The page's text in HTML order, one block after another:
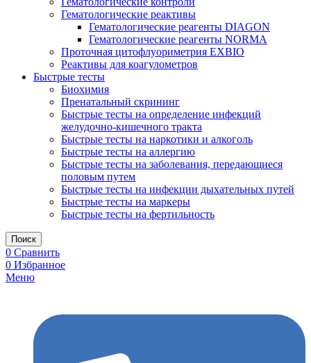
Гематологические реактивы
Гематологические реагенты DIAGON
Гематологические реагенты NORMA
Проточная цитофлуориметрия EXBIO
Реактивы для коагулометров
Быстрые тесты
Биохимия
Пренатальный скрининг
Быстрые тесты на определение инфекций
желудочно-кишечного тракта
Быстрые тесты на наркотики и алкоголь
Быстрые тесты на аллергию
Быстрые тесты на заболевания, передающиеся
половым путем
Быстрые тесты на инфекции дыхательных путей
Быстрые тесты на маркеры
Быстрые тесты на фертильность
Поиск
0 Сравнить
0 Избранное
Меню